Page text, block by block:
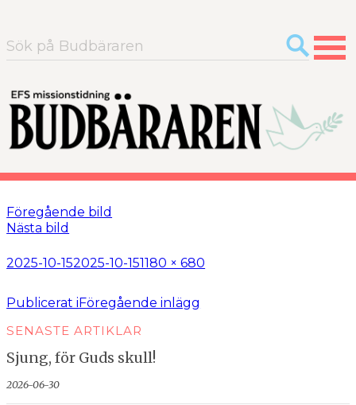
Sök
efter:
Föregående bild
Nästa bild
Postat
2025-10-152025-10-15Full
1180 × 680
Inläggsnavigering
Publicerat iFöregående inlägg
SENASTE ARTIKLAR
Sjung, för Guds skull!
2026-06-30